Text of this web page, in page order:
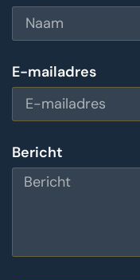
E-mailadres
Bericht